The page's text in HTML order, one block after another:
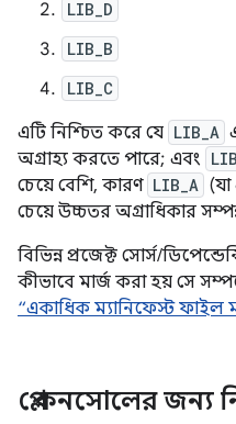
LIB_D
LIB_B
LIB_C
এটি নিশ্চিত করে যে LIB_A
অগ্রাহ্য করতে পারে; এবং
চেয়ে বেশি, কারণ LIB_A
চেয়ে উচ্চতর অগ্রাধিকার
বিভিন্ন প্রজেক্ট সোর্স/
কীভাবে মার্জ করা হয় সে
“একাধিক ম্যানিফেস্ট ফাইল
প্লে কনসোলের জন্য